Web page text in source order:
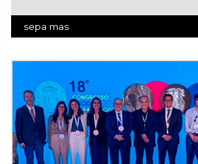
sepa mas